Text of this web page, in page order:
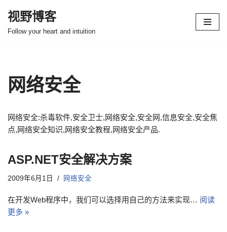
跳
视野博客
Follow your heart and intuition
网络安全
网络安全:杀毒软件,安全卫士,网络安全,安全网,信息安全,安全焦
点,网络安全知识,网络安全教程,网络安全产品.
ASP.NET安全解决方案
2009年6月1日 网络安全
在开发Web程序中，我们可以选择用自己的方法来实现… 阅读
更多 »